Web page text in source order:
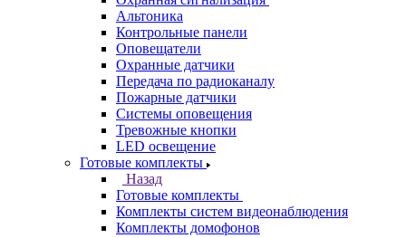
Альтоника
Контрольные панели
Оповещатели
Охранные датчики
Передача по радиоканалу
Пожарные датчики
Системы оповещения
Тревожные кнопки
LED освещение
Готовые комплекты
Назад
Готовые комплекты
Комплекты систем видеонаблюдения
Комплекты домофонов